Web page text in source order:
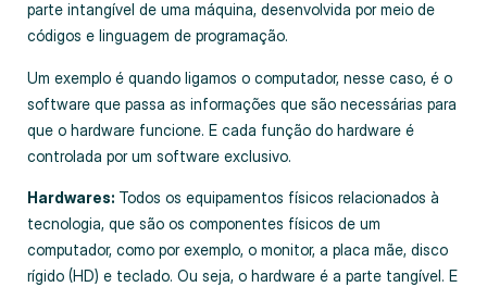
parte intangível de uma máquina, desenvolvida por meio de
códigos e linguagem de programação.
Um exemplo é quando ligamos o computador, nesse caso, é o
software que passa as informações que são necessárias para
que o hardware funcione. E cada função do hardware é
controlada por um software exclusivo.
Hardwares: Todos os equipamentos físicos relacionados à
tecnologia, que são os componentes físicos de um
computador, como por exemplo, o monitor, a placa mãe, disco
rígido (HD) e teclado. Ou seja, o hardware é a parte tangível. E